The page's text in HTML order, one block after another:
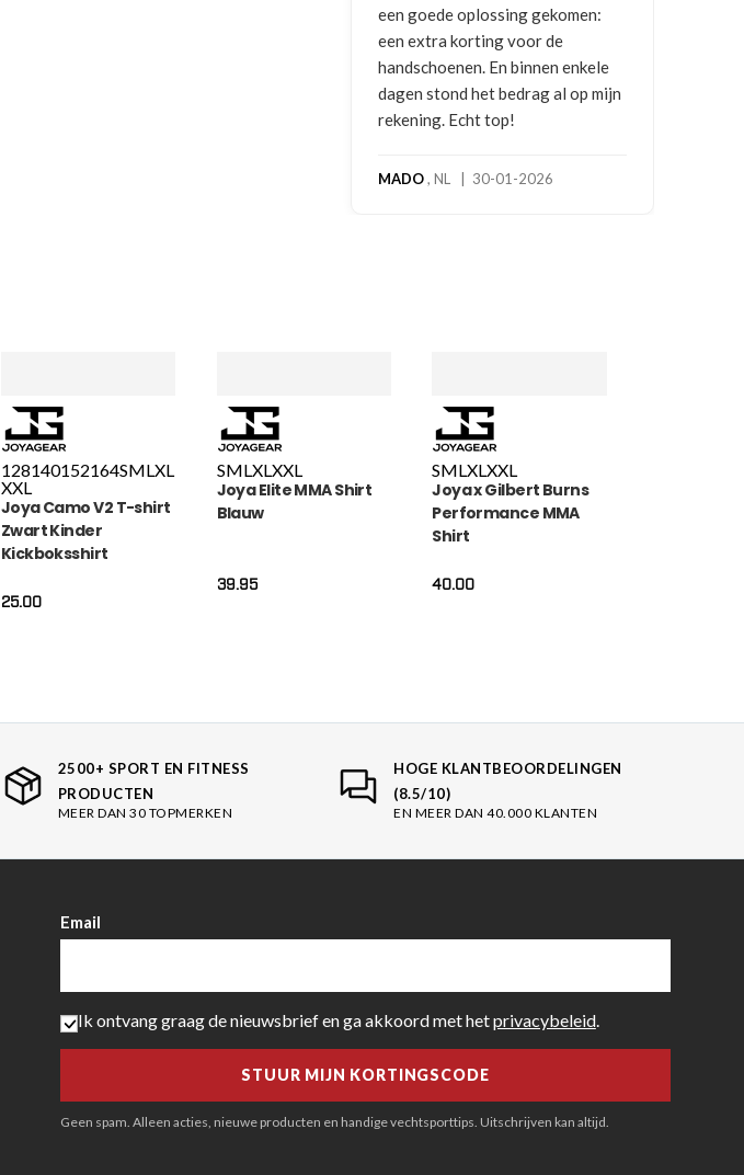
een goede oplossing gekomen:
een extra korting voor de
handschoenen. En binnen enkele
dagen stond het bedrag al op mijn
rekening. Echt top!
MADO, NL | 30-01-2026
128140152164SMLXL
XXL
Joya Camo V2 T-shirt
Zwart Kinder
Kickboksshirt
25.00
SMLXLXXL
Joya Elite MMA Shirt
Blauw
39.95
SMLXLXXL
Joya x Gilbert Burns
Performance MMA
Shirt
40.00
2500+ SPORT EN FITNESS
PRODUCTEN
MEER DAN 30 TOPMERKEN
HOGE KLANTBEOORDELINGEN
(8.5/10)
EN MEER DAN 40.000 KLANTEN
Email
Ik ontvang graag de nieuwsbrief en ga akkoord met hetprivacybeleid.
Geen spam. Alleen acties, nieuwe producten en handige vechtsporttips. Uitschrijven kan altijd.